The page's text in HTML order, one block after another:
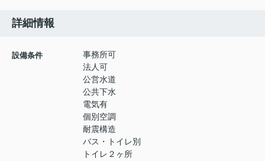
詳細情報
設備条件
事務所可
法人可
公営水道
公共下水
電気有
個別空調
耐震構造
バス・トイレ別
トイレ２ヶ所